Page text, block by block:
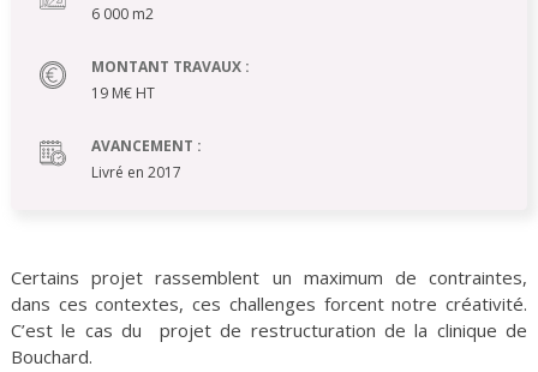
6 000 m2
MONTANT TRAVAUX :
19 M€ HT
AVANCEMENT :
Livré en 2017
Certains projet rassemblent un maximum de contraintes,
dans ces contextes, ces challenges forcent notre créativité.
C’est le cas du projet de restructuration de la clinique de
Bouchard.